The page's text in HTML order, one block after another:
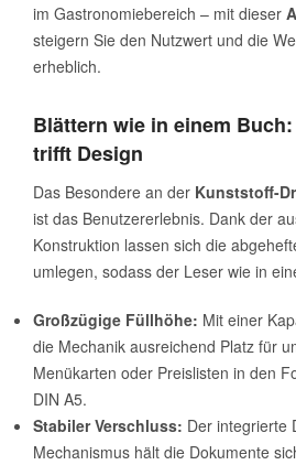
im Gastronomiebereich – mit dieser
steigern Sie den Nutzwert und die
erheblich.
Blättern wie in einem
trifft Design
Das Besondere an der Kunststoff-
ist das Benutzererlebnis. Dank der
Konstruktion lassen sich die
umlegen, sodass der Leser wie in
Großzügige Füllhöhe: Mit einer
die Mechanik ausreichend Platz für
Menükarten oder Preislisten in den
DIN A5.
Stabiler Verschluss: Der integrierte
Mechanismus hält die Dokumente